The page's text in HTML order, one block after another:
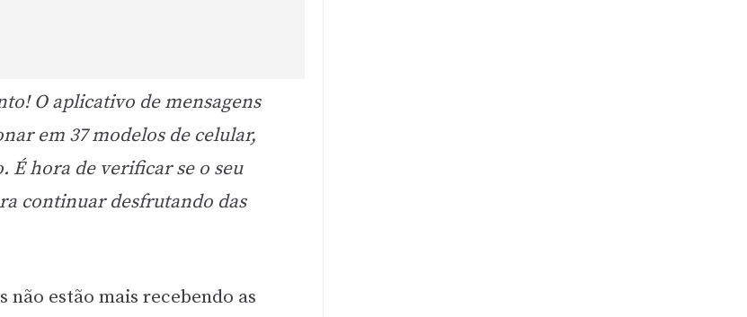
O aplicativo de mensagens
em 37 modelos de celular,
É hora de verificar se o seu
continuar desfrutando das
estão mais recebendo as